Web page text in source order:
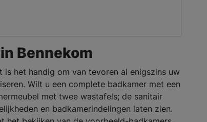
Bennekom
is het handig om van tevoren al enigszins uw
Wilt u een complete badkamer met een
met twee wastafels; de sanitair
en badkamerindelingen laten zien.